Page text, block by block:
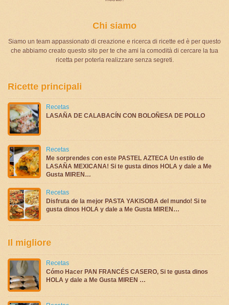
Chi siamo
Siamo un team appassionato di creazione e ricerca di ricette ed è per questo
che abbiamo creato questo sito per te che ami la comodità di cercare la tua
ricetta per poterla realizzare senza segreti.
Ricette principali
Recetas
LASAÑA DE CALABACÍN CON BOLOÑESA DE POLLO
Recetas
Me sorprendes con este PASTEL AZTECA Un estilo de
LASAÑA MEXICANA! Si te gusta dinos HOLA y dale a Me
Gusta MIREN…
Recetas
Disfruta de la mejor PASTA YAKISOBA del mundo! Si te
gusta dinos HOLA y dale a Me Gusta MIREN…
Il migliore
Recetas
Cómo Hacer PAN FRANCÉS CASERO, Si te gusta dinos
HOLA y dale a Me Gusta MIREN …